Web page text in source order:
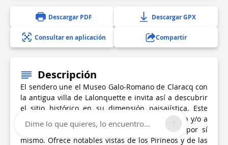
Descargar PDF Descargar GPX
Consultar en aplicación Compartir
Descripción
El sendero une el Museo Galo-Romano de Claracq con
la antigua villa de Lalonquette e invita así a descubrir
el sitio histórico en su dimensión paisajística. Este
paseo es complementario a una visita al museo y/o a
la antigua villa, pero sigue siendo relevante por sí
mismo. Ofrece notables vistas de los Pirineos y de las
Dime lo que quieres, lo encuentro...